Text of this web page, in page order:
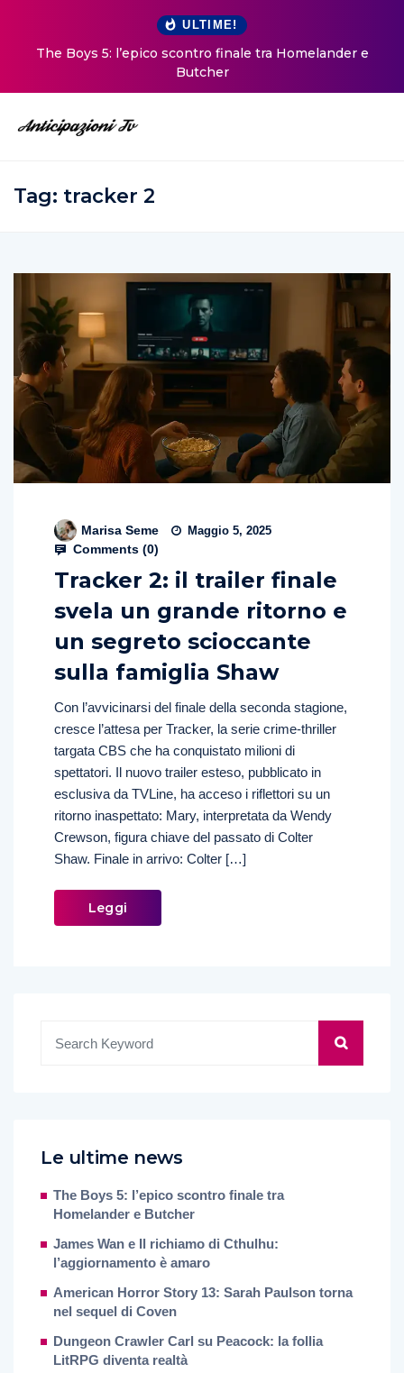
ULTIME!
The Boys 5: l’epico scontro finale tra Homelander e
Butcher
Tag: tracker 2
Marisa Seme Maggio 5, 2025
Comments (0)
Tracker 2: il trailer finale
svela un grande ritorno e
un segreto scioccante
sulla famiglia Shaw
Con l’avvicinarsi del finale della seconda stagione,
cresce l’attesa per Tracker, la serie crime-thriller
targata CBS che ha conquistato milioni di
spettatori. Il nuovo trailer esteso, pubblicato in
esclusiva da TVLine, ha acceso i riflettori su un
ritorno inaspettato: Mary, interpretata da Wendy
Crewson, figura chiave del passato di Colter
Shaw. Finale in arrivo: Colter […]
Leggi
Le ultime news
The Boys 5: l’epico scontro finale tra
Homelander e Butcher
James Wan e Il richiamo di Cthulhu:
l’aggiornamento è amaro
American Horror Story 13: Sarah Paulson torna
nel sequel di Coven
Dungeon Crawler Carl su Peacock: la follia
LitRPG diventa realtà